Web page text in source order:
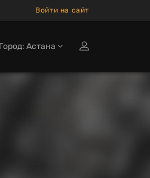
Войти на сайт
Город: Астана